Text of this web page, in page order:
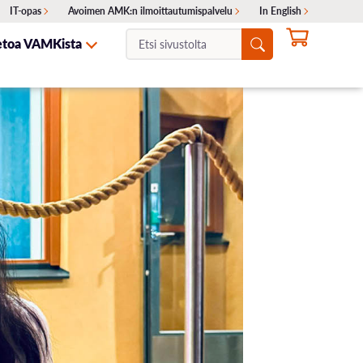
IT-opas Avoimen AMK:n ilmoittautumispalvelu In English
Ajankohtaiset haut
Erillishaku
Siirtohaku
Lisähaku
Valintakokeet
Opinto-ohjaajille
OTA YHTEYTTÄ
VAMKista